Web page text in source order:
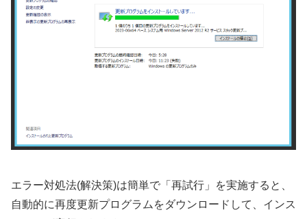
エラー対処法(解決策)は簡単で「再試行」を実施すると、
自動的に再度更新プログラムをダウンロードして、インス